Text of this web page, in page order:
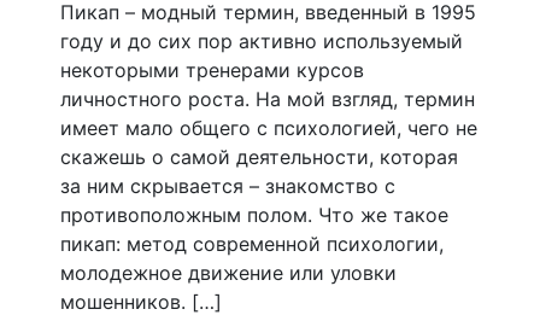
Пикап – модный термин, введенный в 1995
году и до сих пор активно используемый
некоторыми тренерами курсов
личностного роста. На мой взгляд, термин
имеет мало общего с психологией, чего не
скажешь о самой деятельности, которая
за ним скрывается – знакомство с
противоположным полом. Что же такое
пикап: метод современной психологии,
молодежное движение или уловки
мошенников. […]